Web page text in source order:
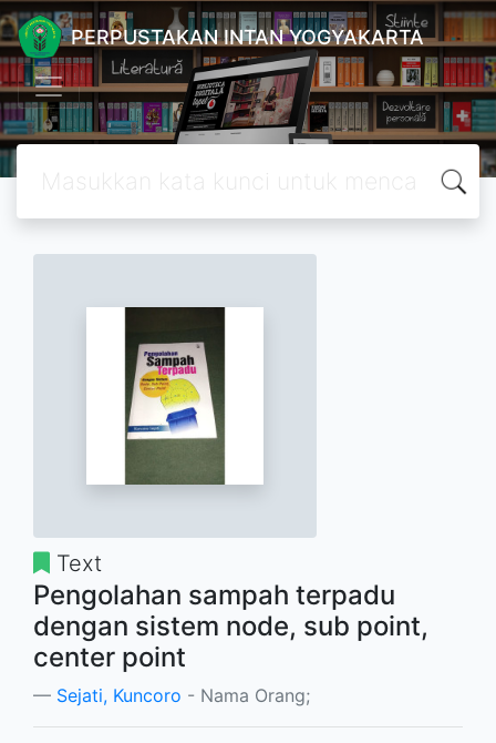
PERPUSTAKAN INTAN YOGYAKARTA
Text
Pengolahan sampah terpadu
dengan sistem node, sub point,
center point
Sejati, Kuncoro - Nama Orang;